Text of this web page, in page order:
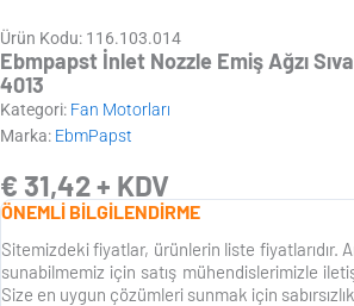
Ürün Kodu: 116.103.014
Ebmpapst İnlet Nozzle Emiş Ağzı
4013
Kategori: Fan Motorları
Marka: EbmPapst
€ 31,42+ KDV
ÖNEMLİ BİLGİLENDİRME
Sitemizdeki fiyatlar, ürünlerin liste fiyatlarıdır.
sunabilmemiz için satış mühendislerimizle
Size en uygun çözümleri sunmak için